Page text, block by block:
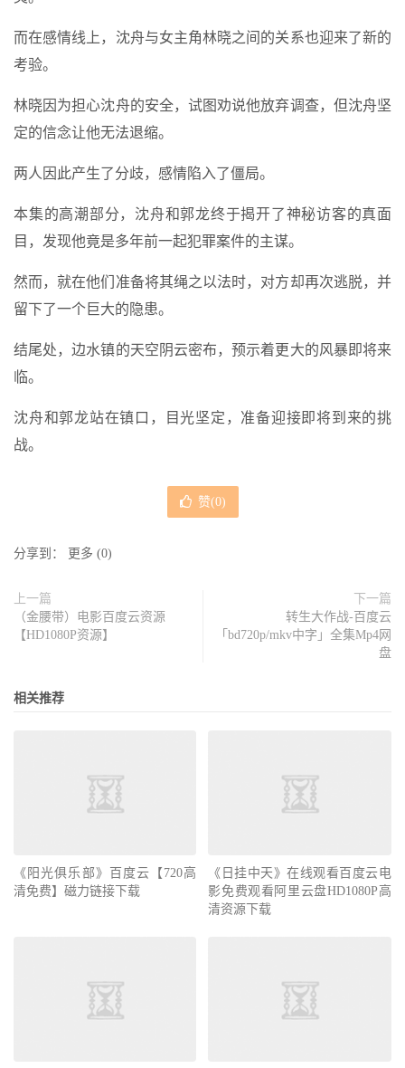
而在感情线上，沈舟与女主角林晓之间的关系也迎来了新的
考验。
林晓因为担心沈舟的安全，试图劝说他放弃调查，但沈舟坚
定的信念让他无法退缩。
两人因此产生了分歧，感情陷入了僵局。
本集的高潮部分，沈舟和郭龙终于揭开了神秘访客的真面
目，发现他竟是多年前一起犯罪案件的主谋。
然而，就在他们准备将其绳之以法时，对方却再次逃脱，并
留下了一个巨大的隐患。
结尾处，边水镇的天空阴云密布，预示着更大的风暴即将来
临。
沈舟和郭龙站在镇口，目光坚定，准备迎接即将到来的挑
战。
赞(0)
分享到： 更多 (0)
上一篇
（金腰带）电影百度云资源
【HD1080P资源】
下一篇
转生大作战-百度云
「bd720p/mkv中字」全集Mp4网
盘
相关推荐
《阳光俱乐部》百度云【720高
清免费】磁力链接下载
《日挂中天》在线观看百度云电
影免费观看阿里云盘HD1080P高
清资源下载